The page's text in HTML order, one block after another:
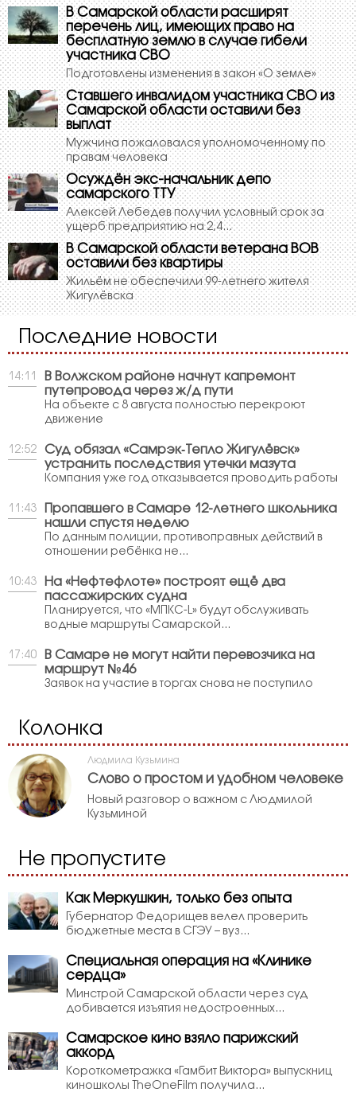
В Самарской области расширят
перечень лиц, имеющих право на
бесплатную землю в случае гибели
участника СВО
Подготовлены изменения в закон «О земле»
Ставшего инвалидом участника СВО из
Самарcкой области оставили без
выплат
Мужчина пожаловался уполномоченному по
правам человека
Осуждён экс-начальник депо
самарского ТТУ
Алексей Лебедев получил условный срок за
ущерб предприятию на 2,4...
В Самарской области ветерана ВОВ
оставили без квартиры
Жильём не обеспечили 99-летнего жителя
Жигулёвска
Последние новости
14:11
В Волжском районе начнут капремонт
путепровода через ж/д пути
На объекте с 8 августа полностью перекроют
движение
12:52
Суд обязал «Самрэк‑Тепло Жигулёвск»
устранить последствия утечки мазута
Компания уже год отказывается проводить работы
11:43
Пропавшего в Самаре 12-летнего школьника
нашли спустя неделю
По данным полиции, противоправных действий в
отношении ребёнка не...
10:43
На «Нефтефлоте» построят ещё два
пассажирских судна
Планируется, что «МПКС-L» будут обслуживать
водные маршруты Самарской...
17:40
В Самаре не могут найти перевозчика на
маршрут №46
Заявок на участие в торгах снова не поступило
Колонка
Людмила Кузьмина
Слово о простом и удобном человеке
Новый разговор о важном с Людмилой
Кузьминой
Не пропустите
Как Меркушкин, только без опыта
Губернатор Федорищев велел проверить
бюджетные места в СГЭУ – вуз...
Специальная операция на «Клинике
сердца»
Минстрой Самарской области через суд
добивается изъятия недостроенных...
Самарское кино взяло парижский
аккорд
Короткометражка «Гамбит Виктора» выпускниц
киношколы TheOneFilm получила...